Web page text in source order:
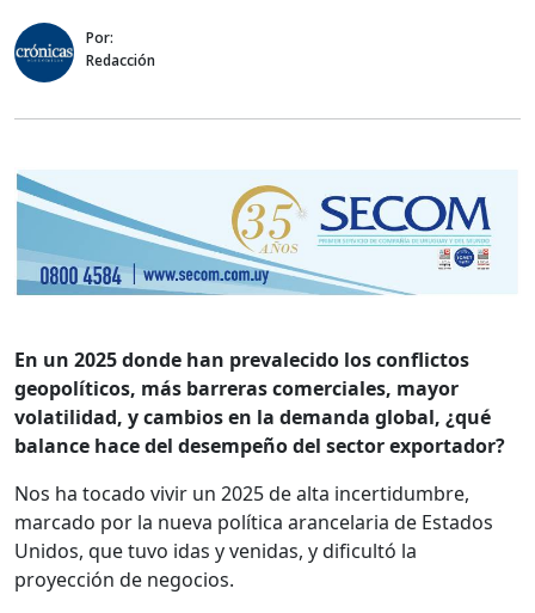
Por:
Redacción
En un 2025 donde han prevalecido los conflictos
geopolíticos, más barreras comerciales, mayor
volatilidad, y cambios en la demanda global, ¿qué
balance hace del desempeño del sector exportador?
Nos ha tocado vivir un 2025 de alta incertidumbre,
marcado por la nueva política arancelaria de Estados
Unidos, que tuvo idas y venidas, y dificultó la
proyección de negocios.